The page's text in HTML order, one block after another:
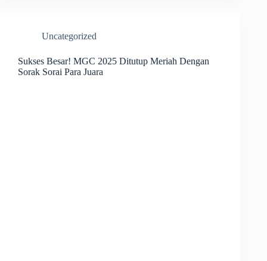
Uncategorized
Sukses Besar! MGC 2025 Ditutup Meriah Dengan
Sorak Sorai Para Juara